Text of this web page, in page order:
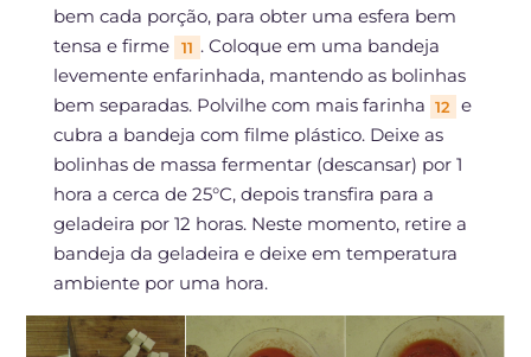
bem cada porção, para obter uma esfera bem
tensa e firme
11 . Coloque em uma bandeja
levemente enfarinhada, mantendo as bolinhas
bem separadas. Polvilhe com mais farinha 12
e
cubra a bandeja com filme plástico. Deixe as
bolinhas de massa fermentar (descansar) por 1
hora a cerca de 25°C, depois transfira para a
geladeira por 12 horas. Neste momento, retire a
bandeja da geladeira e deixe em temperatura
ambiente por uma hora.